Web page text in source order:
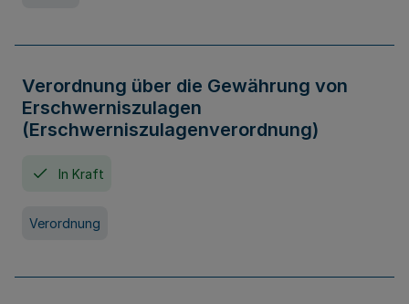
Verordnung über die Gewährung von
Erschwerniszulagen
(Erschwerniszulagenverordnung)
In Kraft
Verordnung